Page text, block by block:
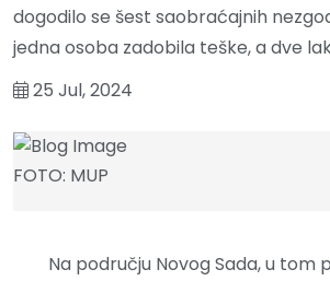
dogodilo se šest saobraćajnih
jedna osoba zadobila teške, a dve
25 Jul, 2024
FOTO: MUP
Na području Novog Sada, u tom